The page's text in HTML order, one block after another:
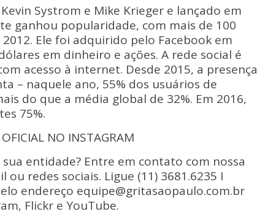
Systrom e Mike Krieger e lançado em
ganhou popularidade, com mais de 100
Ele foi adquirido pelo Facebook em
em dinheiro e ações. A rede social é
acesso à internet. Desde 2015, a presença
– naquele ano, 55% dos usuários de
do que a média global de 32%. Em 2016,
75%.
NO INSTAGRAM
entidade? Entre em contato com nossa
redes sociais. Ligue (11) 3681.6235 I
endereço equipe@gritasaopaulo.com.br
Flickr e YouTube.